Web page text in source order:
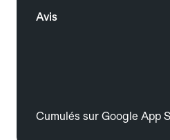
Avis
Cumulés sur Google App